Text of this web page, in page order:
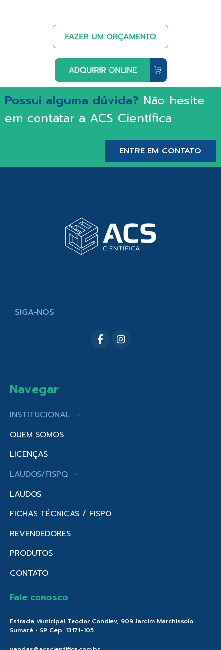
Possui alguma dúvida? Não hesite
em contatar a ACS Científica
ENTRE EM CONTATO
SIGA-NOS
Navegar
INSTITUCIONAL
QUEM SOMOS
LICENÇAS
LAUDOS/FISPQ
LAUDOS
FICHAS TÉCNICAS / FISPQ
REVENDEDORES
PRODUTOS
CONTATO
Fale conosco
Estrada Municipal Teodor Condiev, 909 Jardim Marchissolo
Sumaré - SP Cep. 13171-105